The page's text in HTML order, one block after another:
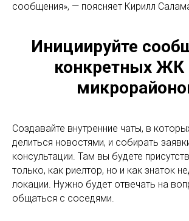
сообщения», — поясняет Кирилл
Инициируйте
конкретных ЖК
Создавайте внутренние чаты, в
делиться новостями, и собирать
консультации. Там вы будете
только, как риелтор, но и как знаток
локации. Нужно будет отвечать на
общаться с соседями.